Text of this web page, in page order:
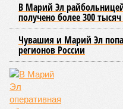
В Марий Эл
получено более 300
Чувашия и Марий Эл
регионов России